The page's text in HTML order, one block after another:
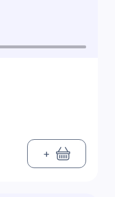
+